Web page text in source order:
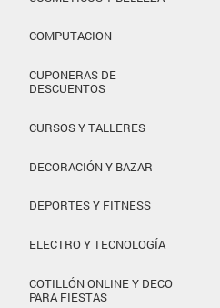
COMPUTACION
CUPONERAS DE
DESCUENTOS
CURSOS Y TALLERES
DECORACIÓN Y BAZAR
DEPORTES Y FITNESS
ELECTRO Y TECNOLOGÍA
COTILLÓN ONLINE Y DECO
PARA FIESTAS